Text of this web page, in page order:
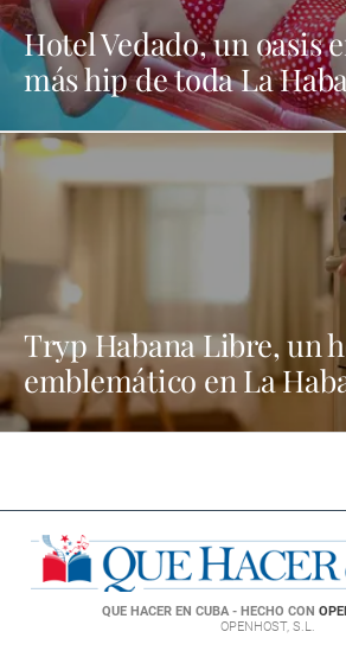
Hotel Vedado, un oasis
más hip de toda La
Tryp Habana Libre, un
emblemático en La
QUE HACER EN CUBA - HECHO CON
OPENHOST, S.L.